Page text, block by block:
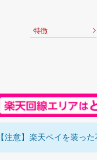
特徴
【注意】楽天ペイを装っ